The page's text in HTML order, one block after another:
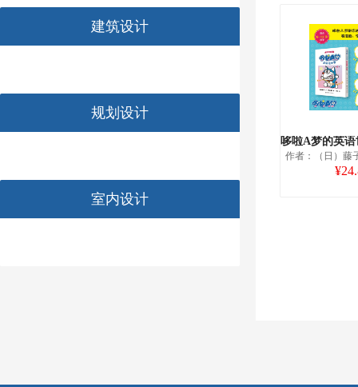
建筑设计
规划设计
室内设计
作者：（日）藤